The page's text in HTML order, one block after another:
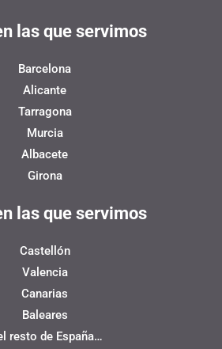
las que servimos
Barcelona
Alicante
Tarragona
Murcia
Albacete
Girona
las que servimos
Castellón
Valencia
Canarias
Baleares
resto de España…